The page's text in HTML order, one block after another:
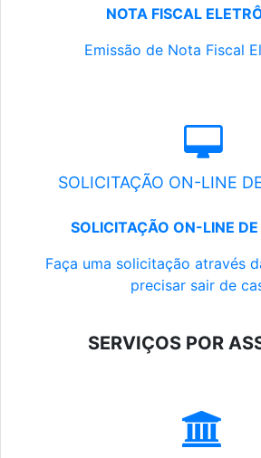
NOTA FISCAL
Emissão de Nota Fiscal
SOLICITAÇÃO ON-LINE
SOLICITAÇÃO ON-LINE
Faça uma solicitação através
precisar sair de
SERVIÇOS POR